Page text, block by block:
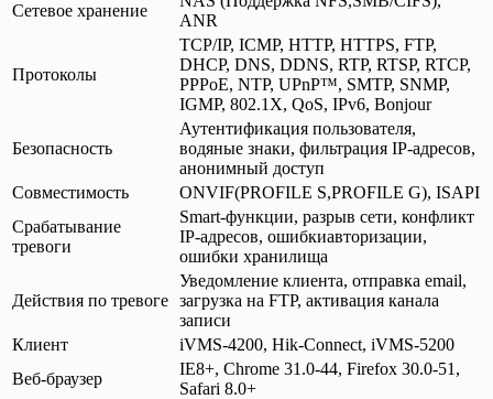
Сетевое хранение
ANR
Протоколы
TCP/IP, ICMP, HTTP, HTTPS, FTP,
DHCP, DNS, DDNS, RTP, RTSP, RTCP,
PPPoE, NTP, UPnP™, SMTP, SNMP,
IGMP, 802.1X, QoS, IPv6, Bonjour
Безопасность
Аутентификация пользователя,
водяные знаки, фильтрация IP-адресов,
анонимный доступ
Совместимость
ONVIF(PROFILE S,PROFILE G), ISAPI
Срабатывание
тревоги
Smart-функции, разрыв сети, конфликт
IP-адресов, ошибкиавторизации,
ошибки хранилища
Действия по тревоге
Уведомление клиента, отправка email,
загрузка на FTP, активация канала
записи
Клиент
iVMS-4200, Hik-Connect, iVMS-5200
Веб-браузер
IE8+, Chrome 31.0-44, Firefox 30.0-51,
Safari 8.0+